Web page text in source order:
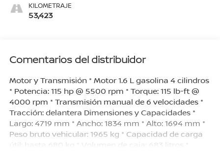
KILOMETRAJE
53,423
Comentarios del distribuidor
Motor y Transmisión * Motor 1.6 L gasolina 4 cilindros
* Potencia: 115 hp @ 5500 rpm * Torque: 115 lb-ft @
4000 rpm * Transmisión manual de 6 velocidades *
Tracción: delantera Dimensiones y Capacidades *
Largo: 4719 mm * Ancho: 1834 mm * Alto: 1694 mm *
Peso bruto vehicular: 1965 kg * Capacidad de carga
útil: hasta 680 kg * Volumen de caja: 683 litros *